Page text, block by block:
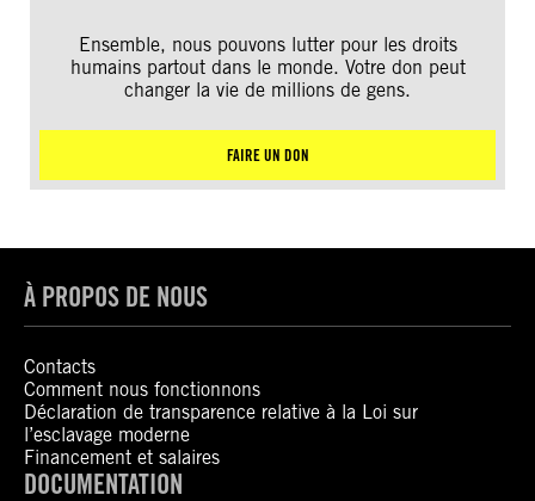
Ensemble, nous pouvons lutter pour les droits
humains partout dans le monde. Votre don peut
changer la vie de millions de gens.
FAIRE UN DON
À PROPOS DE NOUS
Contacts
Comment nous fonctionnons
Déclaration de transparence relative à la Loi sur
l’esclavage moderne
Financement et salaires
DOCUMENTATION